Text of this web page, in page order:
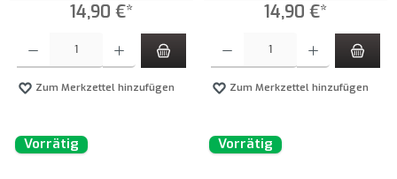
14,90 €*
Zum Merkzettel hinzufügen
14,90 €*
Zum Merkzettel hinzufügen
Vorrätig Vorrätig